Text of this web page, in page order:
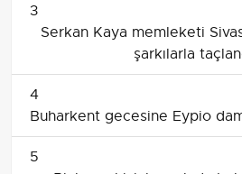
3
Serkan Kaya memleketi
şarkılarla
4
Buharkent gecesine Eypio
5